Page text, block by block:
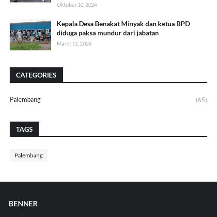
Oktober 10, 2024
Kepala Desa Benakat Minyak dan ketua BPD
diduga paksa mundur dari jabatan
Maret 11, 2024
CATEGORIES
Palembang (65)
TAGS
Palembang
BENNER